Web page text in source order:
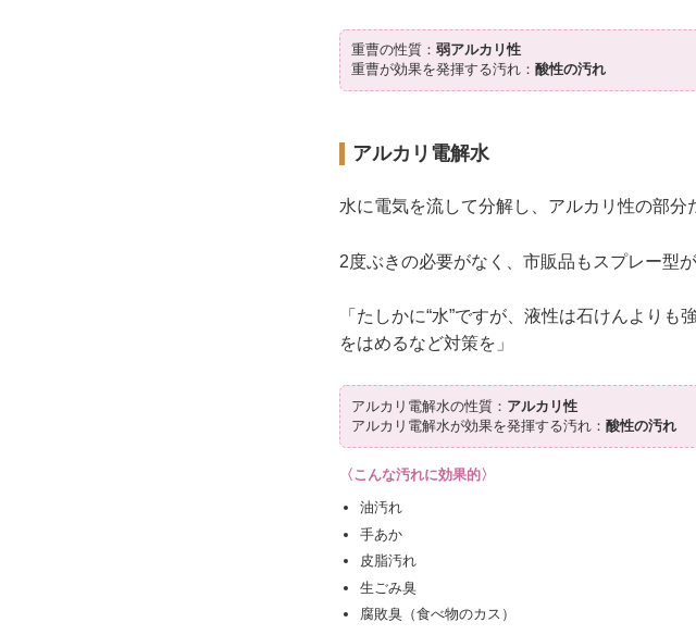
重曹の性質： 弱アルカリ性
重曹が効果を発揮する汚れ： 酸性の汚れ
アルカリ電解水
水に電気を流して分解し、アルカリ性の部分
2度ぶきの必要がなく、市販品もスプレー型が
「たしかに“水”ですが、液性は石けんより
をはめるなど対策を」
アルカリ電解水の性質： アルカリ性
アルカリ電解水が効果を発揮する汚れ： 酸性の汚れ
〈こんな汚れに効果的〉
油汚れ
手あか
皮脂汚れ
生ごみ臭
腐敗臭（食べ物のカス）